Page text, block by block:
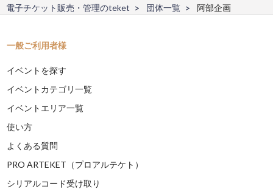
電子チケット販売・管理のteket 団体一覧 阿部企画
一般ご利用者様
イベントを探す
イベントカテゴリ一覧
イベントエリア一覧
使い方
よくある質問
PRO ARTEKET（プロアルテケト）
シリアルコード受け取り